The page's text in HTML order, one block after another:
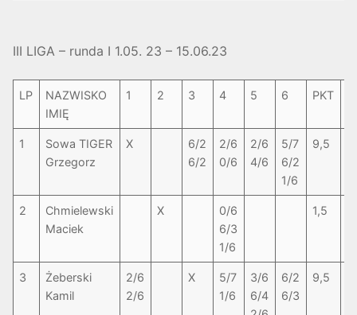
III LIGA – runda I 1.05. 23 – 15.06.23
LP
NAZWISKO
IMIĘ
1 2 3 4 5 6 PKT
1
Sowa TIGER
Grzegorz
X
6/2
6/2
2/6
0/6
2/6
4/6
5/7
6/2
1/6
9,5
2
Chmielewski
Maciek
X
0/6
6/3
1/6
1,5
3
Żeberski
Kamil
2/6
2/6
X
5/7
1/6
3/6
6/4
6/2
6/3
9,5